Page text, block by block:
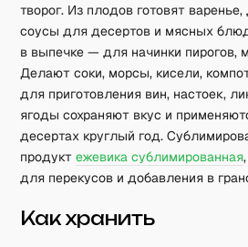
творог. Из плодов готовят
соусы для десертов и мясных
в выпечке — для начинки пирогов,
Делают соки, морсы, кисели,
для приготовления вин, настоек,
ягоды сохраняют вкус и
десертах круглый год.
продуктежевика сублимированная
для перекусов и добавления в
Как хранить